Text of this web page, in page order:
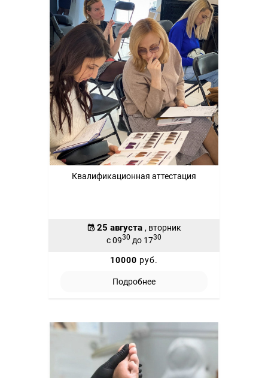
Квалификационная аттестация
25 августа , вторник
с 0930 до 1730
10000 руб.
Подробнее